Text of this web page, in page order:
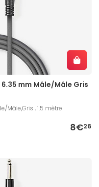
mm Mâle/Mâle Gris
, 1.5 mètre
8€26